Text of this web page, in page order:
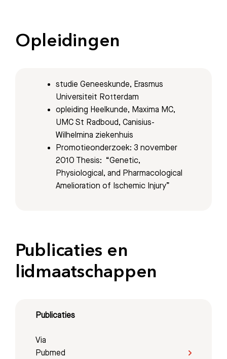
Bezoektijden
Afspraak maken
Afdelingen
Opleidingen
studie Geneeskunde, Erasmus
Universiteit Rotterdam
opleiding Heelkunde, Maxima MC,
UMC St Radboud, Canisius-
Wilhelmina ziekenhuis
Promotieonderzoek: 3 november
2010 Thesis: “Genetic,
Physiological, and Pharmacological
Amelioration of Ischemic Injury”
Publicaties en
lidmaatschappen
Publicaties
Via
Pubmed